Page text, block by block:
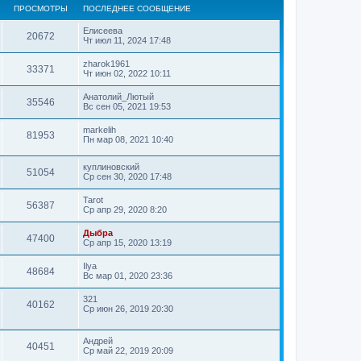
ПРОСМОТРЫ ПОСЛЕДНЕЕ СООБЩЕНИЕ
20672
Елисеева
Чт июл 11, 2024 17:48
33371
zharok1961
Чт июн 02, 2022 10:11
35546
Анатолий_Лютый
Вс сен 05, 2021 19:53
81953
markelih
Пн мар 08, 2021 10:40
51054
куплиновский
Ср сен 30, 2020 17:48
56387
Tarot
Ср апр 29, 2020 8:20
47400
Дыбра
Ср апр 15, 2020 13:19
48684
Ilya
Вс мар 01, 2020 23:36
40162
321
Ср июн 26, 2019 20:30
40451
Андрей
Ср май 22, 2019 20:09